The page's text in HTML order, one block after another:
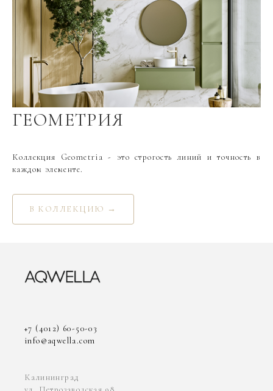
ГЕОМЕТРИЯ
Коллекция Geometria - это строгость линий и точность в
каждом элементе.
В КОЛЛЕКЦИЮ →
+7 (4012) 60-50-03
info@aqwella.com
Калининград